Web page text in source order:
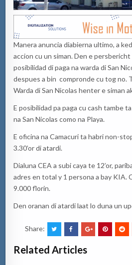
Manera anuncia diabierna ultimo, a
accion cu un siman. Den e
posibilidad di paga na warda di San
despues a bin compronde cu tog no.
Warda di San Nicolas henter e siman
E posibilidad pa paga cu cash tambe
na San Nicolas como na Playa.
E oficina na Camacuri ta habri non-
3.30’or di atardi.
Dialuna CEA a subi caya te 12’or,
adres en total y 1 persona a bay KIA.
9.000 florin.
Den oranan di atardi laat lo duna un
Share:
Related Articles